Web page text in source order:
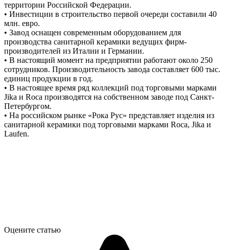
территории Российской Федерации.
• Инвестиции в строительство первой очереди составили 40
млн. евро.
• Завод оснащен современным оборудованием для
производства санитарной керамики ведущих фирм-
производителей из Италии и Германии.
• В настоящий момент на предприятии работают около 250
сотрудников. Производительность завода составляет 600 тыс.
единиц продукции в год.
• В настоящее время ряд коллекций под торговыми марками
Jika и Roca производятся на собственном заводе под Санкт-
Петербургом.
• На российском рынке «Рока Рус» представляет изделия из
санитарной керамики под торговыми марками Roca, Jika и
Laufen.
Оцените статью